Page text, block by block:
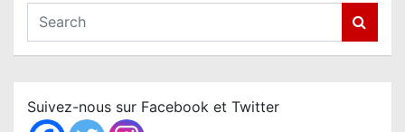
a
c
h
Suivez-nous sur Facebook et Twitter